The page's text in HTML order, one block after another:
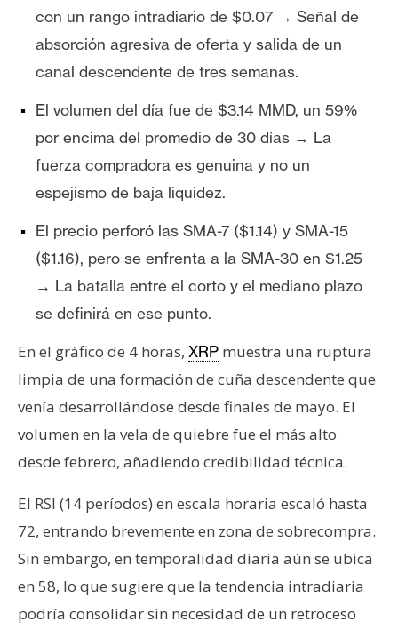
con un rango intradiario de $0.07 → Señal de
absorción agresiva de oferta y salida de un
canal descendente de tres semanas.
El volumen del día fue de $3.14 MMD, un 59%
por encima del promedio de 30 días → La
fuerza compradora es genuina y no un
espejismo de baja liquidez.
El precio perforó las SMA-7 ($1.14) y SMA-15
($1.16), pero se enfrenta a la SMA-30 en $1.25
→ La batalla entre el corto y el mediano plazo
se definirá en ese punto.
En el gráfico de 4 horas, XRP muestra una ruptura
limpia de una formación de cuña descendente que
venía desarrollándose desde finales de mayo. El
volumen en la vela de quiebre fue el más alto
desde febrero, añadiendo credibilidad técnica.
El RSI (14 períodos) en escala horaria escaló hasta
72, entrando brevemente en zona de sobrecompra.
Sin embargo, en temporalidad diaria aún se ubica
en 58, lo que sugiere que la tendencia intradiaria
podría consolidar sin necesidad de un retroceso